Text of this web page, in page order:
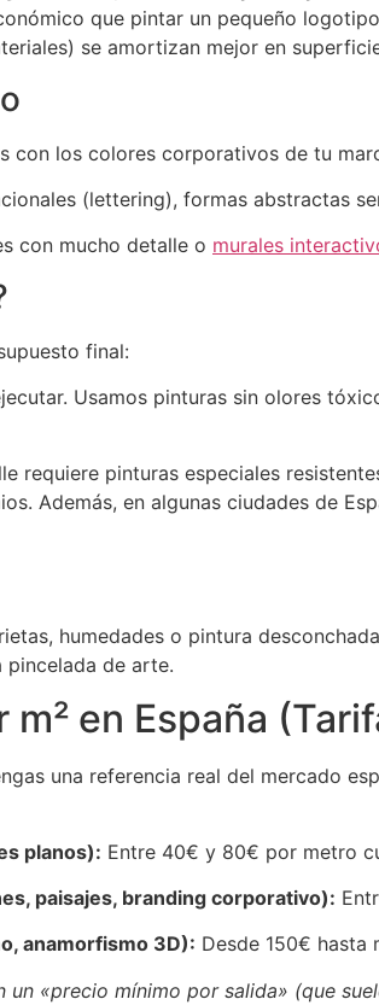
que pintar un pequeño
se amortizan mejor en
con los colores corporativos de tu
(lettering), formas abstractas
con mucho detalle o murales
final:
Usamos pinturas sin olores
requiere pinturas especiales
Además, en algunas ciudades de
humedades o pintura
pincelada de arte.
en España
una referencia real del mercado
planos): Entre 40€ y 80€ por metro
paisajes, branding corporativo):
anamorfismo 3D): Desde 150€ hasta
«precio mínimo por salida» (que